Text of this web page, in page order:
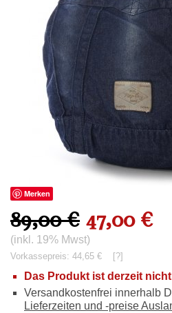
Merken
89,00 € 47,00 €
(inkl. 19% Mwst)
Vorkassepreis: 44,65 € [?]
Das Produkt ist derzeit
Versandkostenfrei innerhalb
Lieferzeiten und -preise